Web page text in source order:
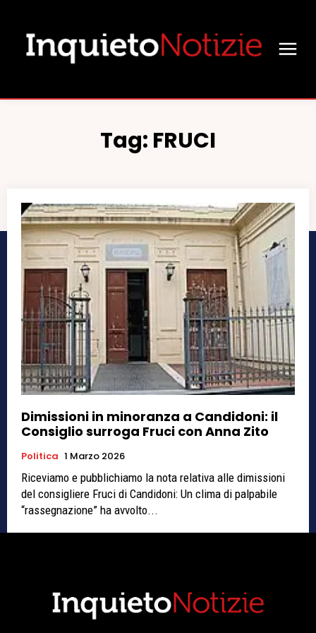
Tag: FRUCI
Dimissioni in minoranza a Candidoni: il
Consiglio surroga Fruci con Anna Zito
Politica 1 Marzo 2026
Riceviamo e pubblichiamo la nota relativa alle dimissioni
del consigliere Fruci di Candidoni: Un clima di palpabile
“rassegnazione” ha avvolto...